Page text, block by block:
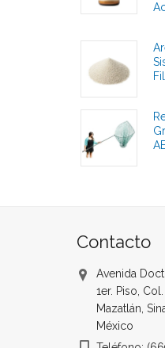
Contacto
Avenida
1er. Piso,
Mazatlán,
México